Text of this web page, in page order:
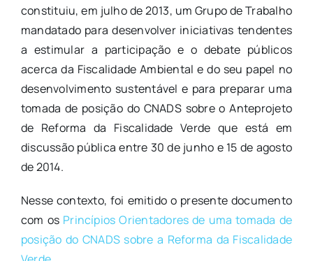
constituiu, em julho de 2013, um Grupo de Trabalho
mandatado para desenvolver iniciativas tendentes
a estimular a participação e o debate públicos
acerca da Fiscalidade Ambiental e do seu papel no
desenvolvimento sustentável e para preparar uma
tomada de posição do CNADS sobre o Anteprojeto
de Reforma da Fiscalidade Verde que está em
discussão pública entre 30 de junho e 15 de agosto
de 2014.
Nesse contexto, foi emitido o presente documento
com os Princípios Orientadores de uma tomada de
posição do CNADS sobre a Reforma da Fiscalidade